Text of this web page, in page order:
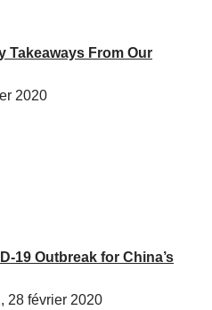
Takeaways From Our
2020
19 Outbreak for China’s
28 février 2020